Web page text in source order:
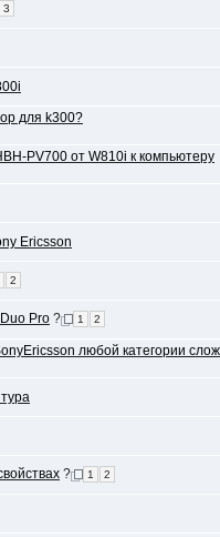
3
для k300?
PV700 от W810i к компьютеру
Ericsson
2
Pro ? 1 2
любой категории
? 1 2